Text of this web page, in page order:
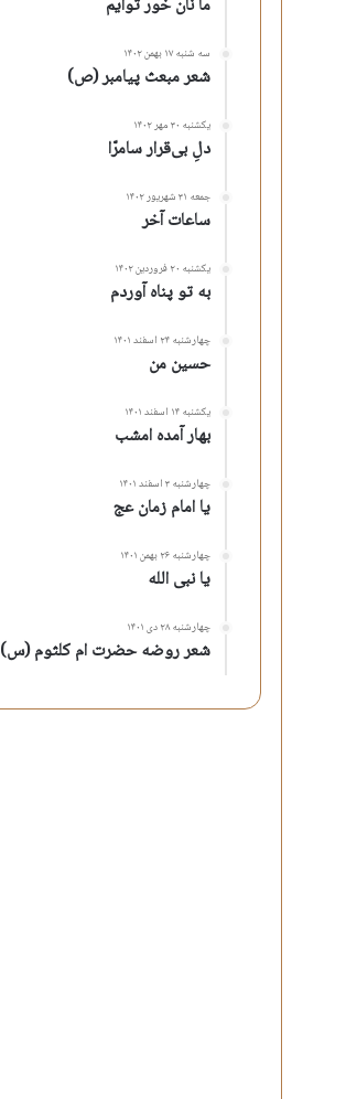
ما نان خور توأیم
سه شنبه ۱۷ بهمن ۱۴۰۲
شعر مبعث پیامبر (ص)
یکشنبه ۳۰ مهر ۱۴۰۲
دلِ بی‌قرار سامرّا
جمعه ۳۱ شهریور ۱۴۰۲
ساعات آخر
یکشنبه ۲۰ فروردین ۱۴۰۲
به تو پناه آوردم
چهارشنبه ۲۴ اسفند ۱۴۰۱
حسین من
یکشنبه ۱۴ اسفند ۱۴۰۱
بهار آمده امشب
چهارشنبه ۳ اسفند ۱۴۰۱
یا امام زمان عج
چهارشنبه ۲۶ بهمن ۱۴۰۱
یا نبی الله
چهارشنبه ۲۸ دی ۱۴۰۱
شعر روضه حضرت ام کلثوم (س)